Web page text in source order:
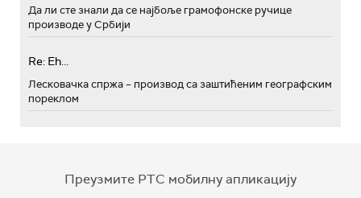
Да ли сте знали да се најбоље грамофонске ручице
производе у Србији
Re: Eh...
Лесковачка спржа – производ са заштићеним географским
пореклом
Преузмите РТС мобилну апликацију